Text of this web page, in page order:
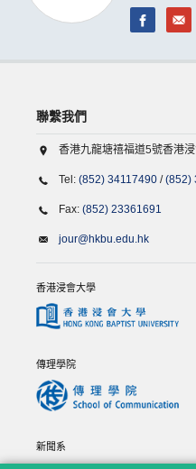
聯繫我們
香港九龍塘禧福道5號香港
Tel: (852) 34117490 /(852)
Fax: (852) 23361691
jour@hkbu.edu.hk
香港浸會大學
傳理學院
新聞系